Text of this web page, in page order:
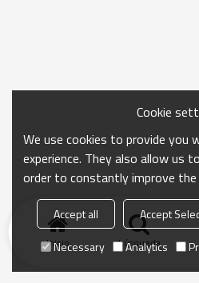
Inicio búsqueda
Cookie
We use cookies to provide you
experience. They also allow us
order to constantly improve
Accept all Accept
Necessary
Analytics